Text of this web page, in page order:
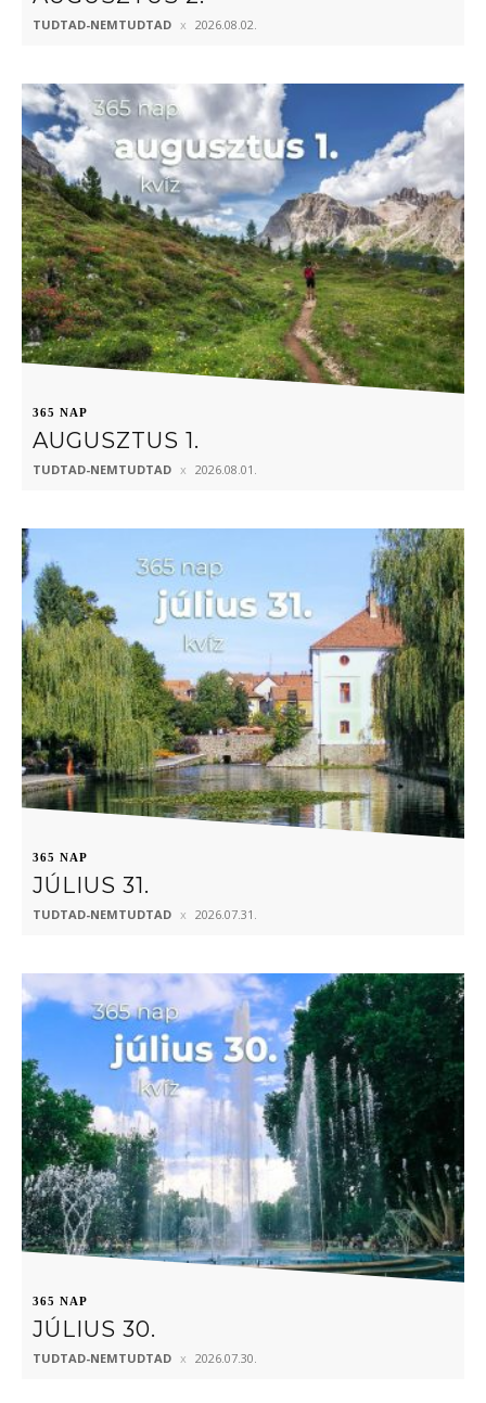
TUDTAD-NEMTUDTAD 2026.08.02.
365 NAP
AUGUSZTUS 1.
TUDTAD-NEMTUDTAD 2026.08.01.
365 NAP
JÚLIUS 31.
TUDTAD-NEMTUDTAD 2026.07.31.
365 NAP
JÚLIUS 30.
TUDTAD-NEMTUDTAD 2026.07.30.